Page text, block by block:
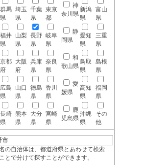
群馬
県
埼玉
県
千葉
県
東京
都
神
奈川県
新潟
県
富山
県
福井
県
山梨
県
長野
県
岐阜
県
静
岡県
愛知
県
三重
県
京都
府
大阪
府
兵庫
県
奈良
県
和
歌山県
鳥取
県
島根
県
広島
県
山口
県
徳島
県
香川
県
愛
媛県
高知
県
福岡
県
長崎
県
熊本
県
大分
県
宮崎
県
鹿
児島県
沖縄
県
その
他
の自治体は、都道府県とあわせて検索
とで分けて探すことができます。